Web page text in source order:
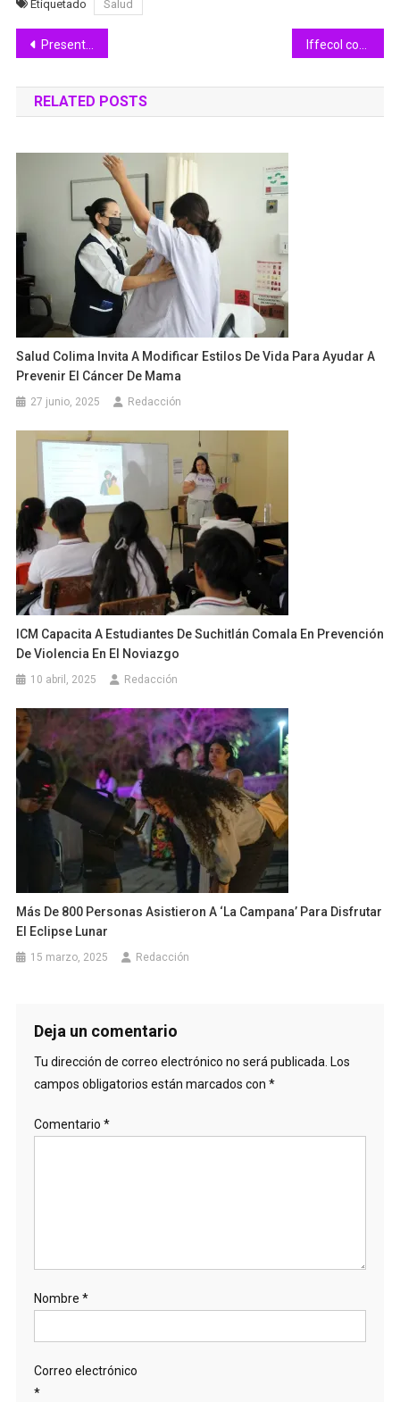
Etiquetado Salud
Navegación
de
entradas
Presentan Festival ‘La Campana Lager Fest’, será el 17 y 18 de noviembre Iffecol convoca al Concurso de Catrinas y Catrines en la Feria de Colima
RELATED POSTS
Salud Colima Invita A Modificar Estilos De Vida Para Ayudar A
Prevenir El Cáncer De Mama
27 junio, 2025 Redacción
ICM Capacita A Estudiantes De Suchitlán Comala En Prevención
De Violencia En El Noviazgo
10 abril, 2025 Redacción
Más De 800 Personas Asistieron A ‘La Campana’ Para Disfrutar
El Eclipse Lunar
15 marzo, 2025 Redacción
Deja un comentario
Tu dirección de correo electrónico no será publicada. Los
campos obligatorios están marcados con *
Comentario *
Nombre *
Correo electrónico
*